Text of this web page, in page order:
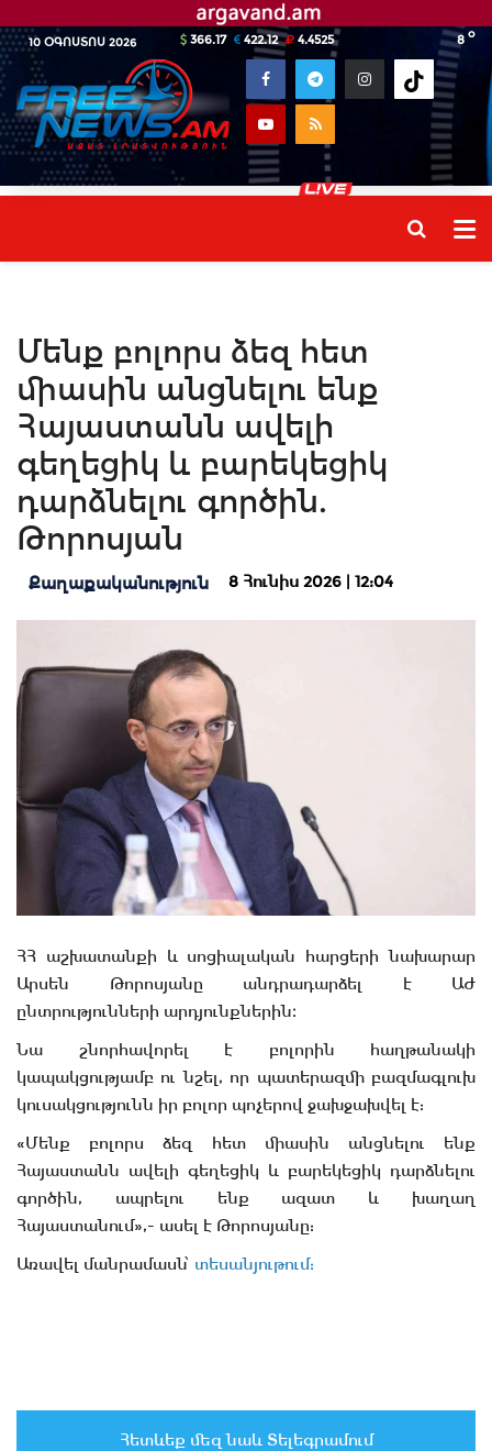
10 ՕԳՈՍՏՈՍ 2026 8 o
366.17 422.12 4.4525
Մենք բոլորս ձեզ հետ
միասին անցնելու ենք
Հայաստանն ավելի
գեղեցիկ և բարեկեցիկ
դարձնելու գործին.
Թորոսյան
Քաղաքականություն 8 Հունիս 2026 | 12:04
ՀՀ աշխատանքի և սոցիալական հարցերի նախարար
Արսեն Թորոսյանը անդրադարձել է ԱԺ
ընտրությունների արդյունքներին։
Նա շնորհավորել է բոլորին հաղթանակի
կապակցությամբ ու նշել, որ պատերազմի բազմագլուխ
կուսակցությունն իր բոլոր պոչերով ջախջախվել է:
«Մենք բոլորս ձեզ հետ միասին անցնելու ենք
Հայաստանն ավելի գեղեցիկ և բարեկեցիկ դարձնելու
գործին, ապրելու ենք ազատ և խաղաղ
Հայաստանում»,- ասել է Թորոսյանը:
Առավել մանրամասն՝ տեսանյութում:
Հետևեք մեզ նաև Տելեգրամում